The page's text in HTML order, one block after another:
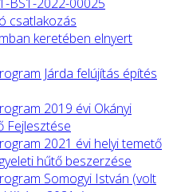
csatlakozás
keretében elnyert
Járda felújítás építés
2019 évi Okányi
Fejlesztése
2021 évi helyi temető
hűtő beszerzése
Somogyi István (volt